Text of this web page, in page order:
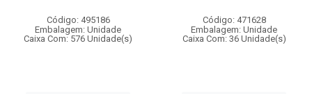
Código: 495186
Embalagem: Unidade
Caixa Com: 576 Unidade(s)
Código: 471628
Embalagem: Unidade
Caixa Com: 36 Unidade(s)